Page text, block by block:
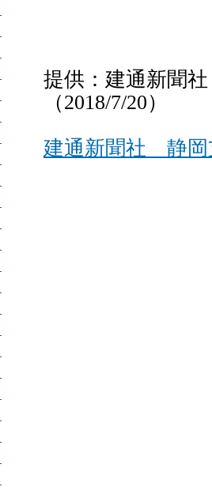
提供：建通新聞社
（2018/7/20）
建通新聞社 静岡